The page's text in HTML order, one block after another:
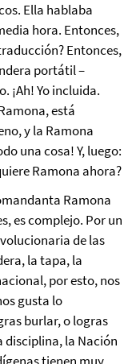
Ella hablaba
hora. Entonces,
Entonces,
portátil –
¡Ah! Yo incluida.
está
y la Ramona
una cosa! Y, luego:
Ramona ahora?
Ramona
es complejo. Por un
de las
la tapa, la
por esto, nos
gusta lo
burlar, o logras
disciplina, la Nación